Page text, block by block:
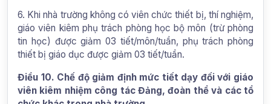
6. Khi nhà trường không có viên chức thiết bị, thí nghiệm,
giáo viên kiêm phụ trách phòng học bộ môn (trừ phòng
tin học) được giảm 03 tiết/môn/tuần, phụ trách phòng
thiết bị giáo dục được giảm 03 tiết/tuần.
Điều 10. Chế độ giảm định mức tiết dạy đối với giáo
viên kiêm nhiệm công tác Đảng, đoàn thể và các tổ